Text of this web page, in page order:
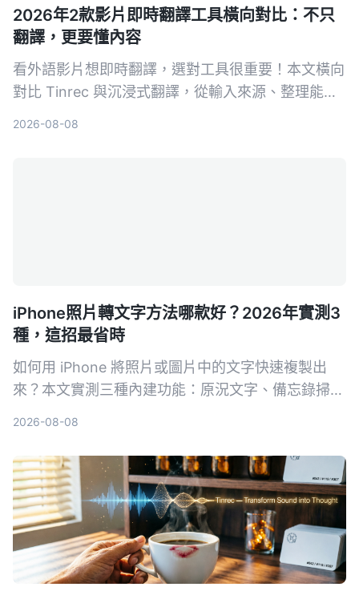
2026年2款影片即時翻譯工具橫向對比：不只
翻譯，更要懂內容
看外語影片想即時翻譯，選對工具很重要！本文橫向
對比 Tinrec 與沉浸式翻譯，從輸入來源、整理能力
2026-08-08
iPhone照片轉文字方法哪款好？2026年實測3
種，這招最省時
如何用 iPhone 將照片或圖片中的文字快速複製出
來？本文實測三種內建功能：原況文字、備忘錄掃描
2026-08-08